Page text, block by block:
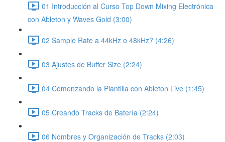
01 Introducción al Curso Top Down Mixing Electrónica
con Ableton y Waves Gold (3:00)
02 Sample Rate a 44kHz o 48kHz? (4:26)
03 Ajustes de Buffer Size (2:24)
04 Comenzando la Plantilla con Ableton Live (1:45)
05 Creando Tracks de Batería (2:24)
06 Nombres y Organización de Tracks (2:03)